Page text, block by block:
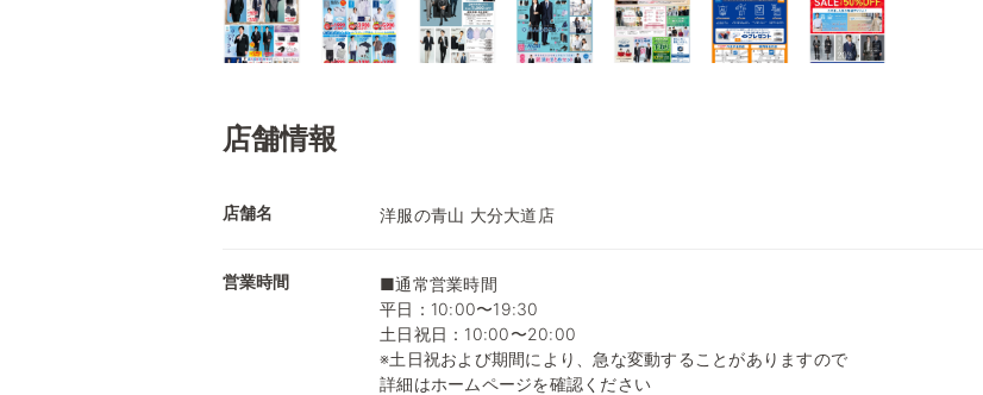
店舗情報
店舗名 洋服の青山 大分大道店
営業時間
■通常営業時間
平日：10:00〜19:30
土日祝日：10:00〜20:00
※土日祝および期間により、急な変動することがありますので
詳細はホームページを確認ください